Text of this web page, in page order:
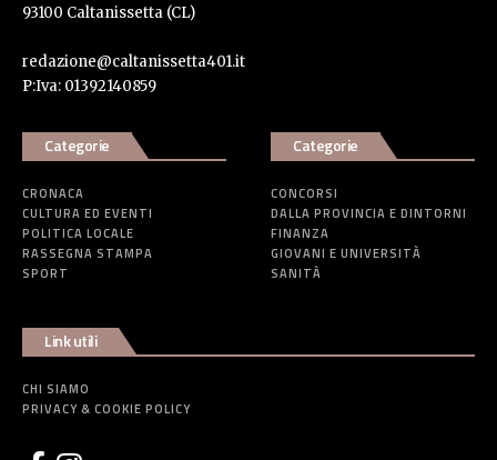
93100 Caltanissetta (CL)
redazione@caltanissetta401.it
P:Iva: 01392140859
Categorie
CRONACA
CULTURA ED EVENTI
POLITICA LOCALE
RASSEGNA STAMPA
SPORT
Categorie
CONCORSI
DALLA PROVINCIA E DINTORNI
FINANZA
GIOVANI E UNIVERSITÀ
SANITÀ
Link utili
CHI SIAMO
PRIVACY & COOKIE POLICY